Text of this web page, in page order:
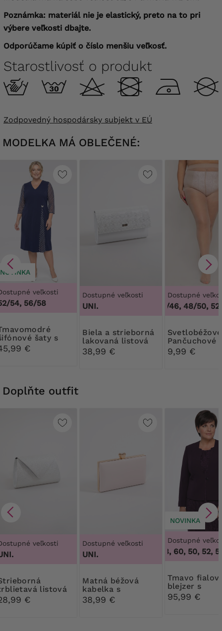
Poznámka: materiál nie je elastický, preto na to pri
výbere veľkosti dbajte.
Odporúčame kúpiť o číslo menšiu veľkosť.
Starostlivosť o produkt
Zodpovedný hospodársky subjekt v EÚ
MODELKA MÁ OBLEČENÉ:
NOVINKA
veľkosti
54, 56/58
šaty s
€
Dostupné veľkosti
UNI.
Biela a strieborná
lakovaná listová
kabelka
38,99 €
Dostupné
44/46, 48/50,
Svetlobéžové
Pančuchové
nohavice
30 DEN
9,99 €
100B,
Doplňte outfit
veľkosti
listová
€
Dostupné veľkosti
UNI.
Matná béžová
kabelka s
ozdobnou sponou
38,99 €
NOVINKA
Dostupné
50, 52, 54, 56, 58, 60,50, 52,
Tmavo fialová
blejzer s
gombíkom
95,99 €